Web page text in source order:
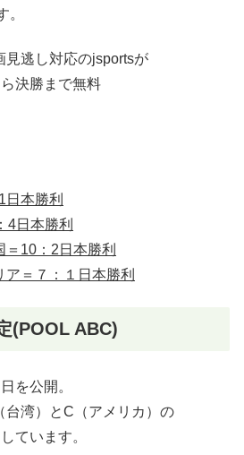
。
見逃し対応のjsportsが
決勝まで無料
日本勝利
4日本勝利
＝10：2日本勝利
ア＝７：１日本勝利
(POOL ABC)
を公開。
台湾）とC（アメリカ）の
ています。